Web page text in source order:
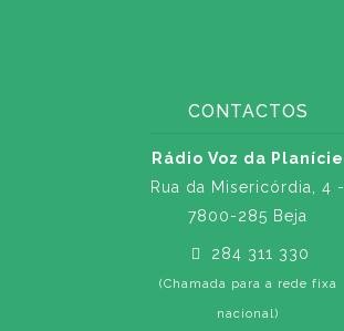
CONTACTOS
Rádio Voz da Planície
Rua da Misericórdia, 4 -
7800-285 Beja
284 311 330
(Chamada para a rede fixa
nacional)